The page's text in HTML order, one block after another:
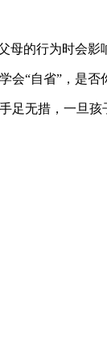
的行为时会影
“自省”，是
无措，一旦